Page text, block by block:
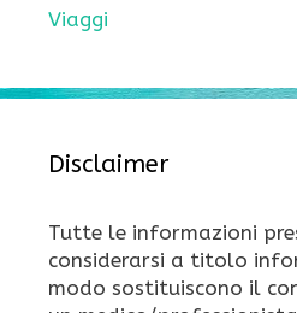
Viaggi
Disclaimer
Tutte le informazioni
considerarsi a titolo
modo sostituiscono il